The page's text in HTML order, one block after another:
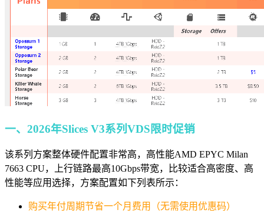
一、2026年Slices V3系列VDS限时促销
该系列方案整体硬件配置非常高，高性能AMD EPYC Milan
7663 CPU，上行链路最高10Gbps带宽，比较适合高密度、高
性能等应用选择，方案配置如下列表所示：
购买年付周期节省一个月费用（无需使用优惠码）